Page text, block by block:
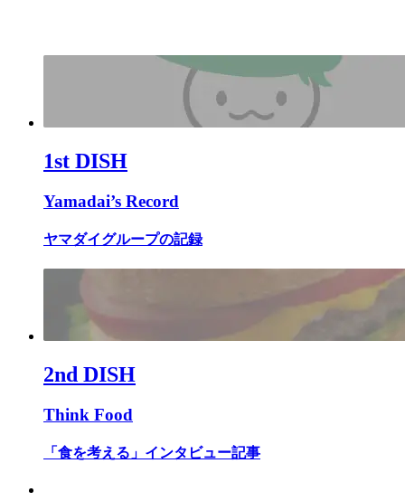
1st DISH
Yamadai’s Record
ヤマダイグループの記録
2nd DISH
Think Food
「食を考える」インタビュー記事